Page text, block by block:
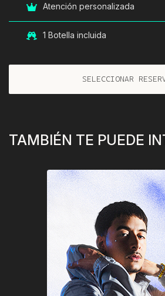
Atención personalizada
1 Botella incluida
SELECCIONAR
TAMBIÉN TE PUEDE